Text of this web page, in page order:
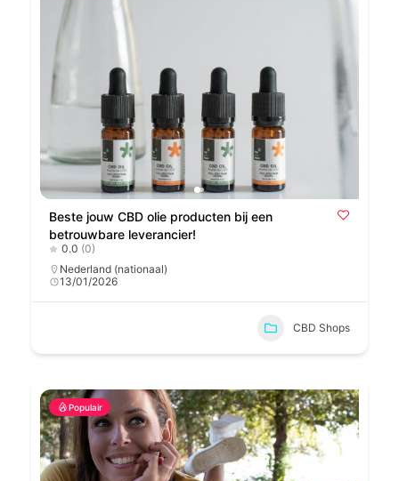
Beste jouw CBD olie producten bij een
betrouwbare leverancier!
0.0 (0)
Nederland (nationaal)
13/01/2026
CBD Shops
Populair